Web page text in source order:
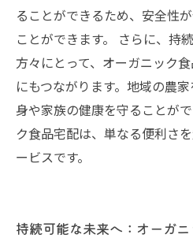
ることができるため、安全性
ことができます。 さらに、持
方々にとって、オーガニック
にもつながります。地域の農
身や家族の健康を守ることが
ク食品宅配は、単なる便利さ
ービスです。
持続可能な未来へ：オーガ